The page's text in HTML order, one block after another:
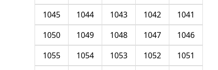
1041
1042
1043
1044
1045
1046
1047
1048
1049
1050
1051
1052
1053
1054
1055